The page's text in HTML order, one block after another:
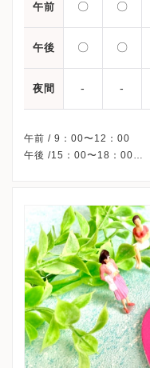
午前 〇 〇
午後 〇 〇
夜間 - -
午前 / 9：00〜12：00
午後 /15：00〜18：00
※詳細はクリニックHPを